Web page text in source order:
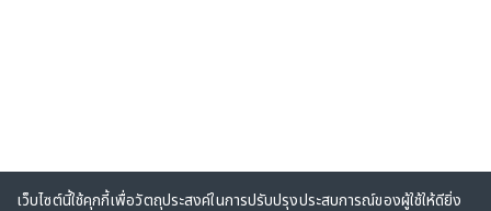
เว็บไซต์นี้ใช้คุกกี้เพื่อวัตถุประสงค์ในการปรับปรุงประสบการณ์ของผู้ใช้ให้ดียิ่ง